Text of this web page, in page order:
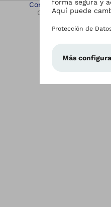
Configuración de
Global